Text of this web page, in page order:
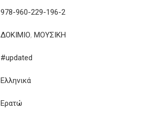
978-960-229-196-2
ΔΟΚΙΜΙΟ, ΜΟΥΣΙΚΗ
#updated
Ελληνικά
Ερατώ